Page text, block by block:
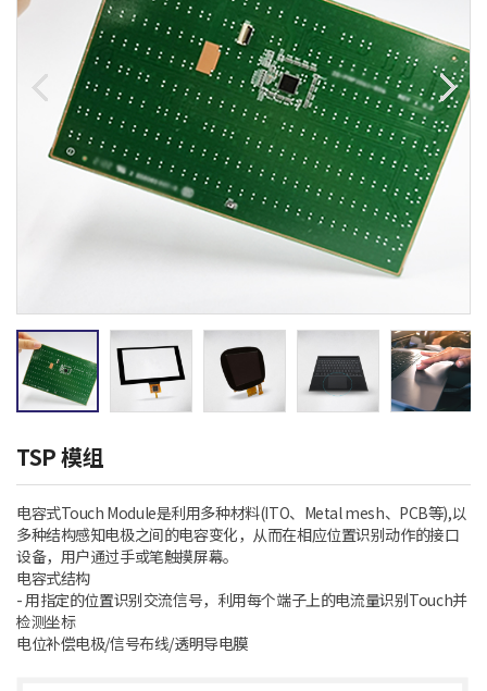
TSP 模组
电容式Touch Module是利用多种材料(ITO、 Metal mesh、 PCB等),以
多种结构感知电极之间的电容变化，从而在相应位置识别动作的接口
设备，用户通过手或笔触摸屏幕。
电容式结构
-用指定的位置识别交流信号，利用每个端子上的电流量识别Touch并
检测坐标
电位补偿电极/信号布线/透明导电膜